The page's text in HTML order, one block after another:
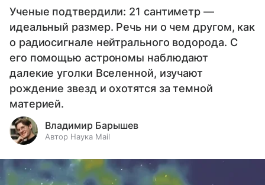
Ученые подтвердили: 21 сантиметр —
идеальный размер. Речь ни о чем другом, как
о радиосигнале нейтрального водорода. С
его помощью астрономы наблюдают
далекие уголки Вселенной, изучают
рождение звезд и охотятся за темной
материей.
Владимир Барышев
Автор Наука Mail